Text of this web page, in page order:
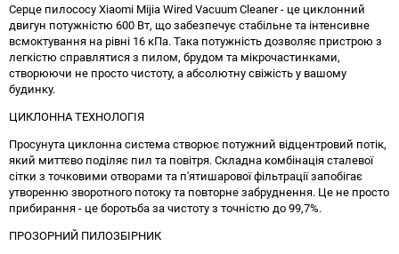
Серце пилососу Xiaomi Mijia Wired Vacuum Cleaner - це циклонний
двигун потужністю 600 Вт, що забезпечує стабільне та інтенсивне
всмоктування на рівні 16 кПа. Така потужність дозволяє пристрою з
легкістю справлятися з пилом, брудом та мікрочастинками,
створюючи не просто чистоту, а абсолютну свіжість у вашому
будинку.
ЦИКЛОННА ТЕХНОЛОГІЯ
Просунута циклонна система створює потужний відцентровий потік,
який миттєво поділяє пил та повітря. Складна комбінація сталевої
сітки з точковими отворами та п'ятишарової фільтрації запобігає
утворенню зворотного потоку та повторне забруднення. Це не просто
прибирання - це боротьба за чистоту з точністю до 99,7%.
ПРОЗОРНИЙ ПИЛОЗБІРНИК